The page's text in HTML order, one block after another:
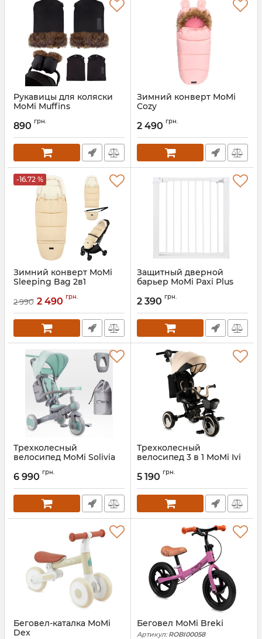
Рукавицы для коляски
MoMi Muffins
890 грн.
Зимний конверт MoMi
Cozy
2 490 грн.
-16.72 %
Зимний конверт MoMi
Sleeping Bag 2в1
2 990 2 490 грн.
Защитный дверной
барьер MoMi Paxi Plus
2 390 грн.
Трехколесный
велосипед MoMi Solivia
6 990 грн.
Трехколесный
велосипед 3 в 1 MoMi Ivi
5 190 грн.
Беговел-каталка MoMi
Dex
Беговел MoMi Breki
Артикул:ROBI00058